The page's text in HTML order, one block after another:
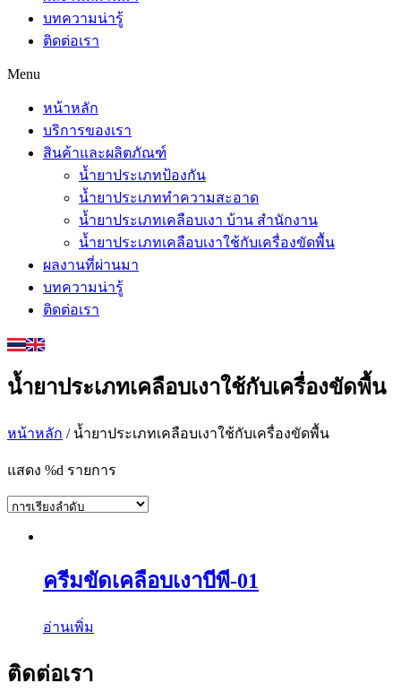
บทความน่ารู้
ติดต่อเรา
Menu
หน้าหลัก
บริการของเรา
สินค้าและผลิตภัณฑ์
น้ำยาประเภทป้องกัน
น้ำยาประเภททำความสะอาด
น้ำยาประเภทเคลือบเงา บ้าน สำนักงาน
น้ำยาประเภทเคลือบเงาใช้กับเครื่องขัดพื้น
ผลงานที่ผ่านมา
บทความน่ารู้
ติดต่อเรา
น้ำยาประเภทเคลือบเงาใช้กับเครื่องขัดพื้น
หน้าหลัก / น้ำยาประเภทเคลือบเงาใช้กับเครื่องขัดพื้น
แสดง %d รายการ
ครีมขัดเคลือบเงาบีพี-01
อ่านเพิ่ม
ติดต่อเรา